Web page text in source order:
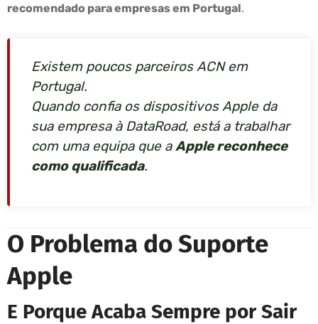
recomendado para empresas em Portugal.
Existem poucos parceiros ACN em
Portugal.
Quando confia os dispositivos Apple da
sua empresa à DataRoad, está a trabalhar
com uma equipa que aApple reconhece
como qualificada.
O Problema do Suporte
Apple
E Porque Acaba Sempre por Sair